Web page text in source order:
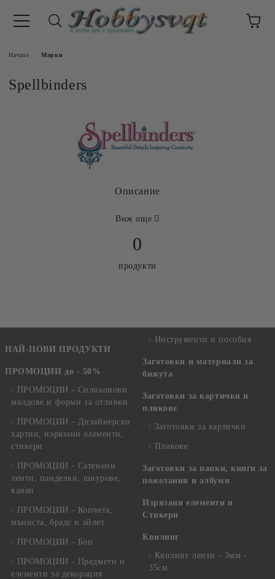
Начало Марки
Spellbinders
Описание
Виж още
0
продукти
НАЙ-НОВИ ПРОДУКТИ
ПРОМОЦИИ до - 50%
ПРОМОЦИИ - Силиконови
молдове и форми за отливки
ПРОМОЦИИ - Дизайнерски
хартии, изрязани елементи,
стикери
ПРОМОЦИИ - Сатенени
ленти, панделки, шнурове,
канап
ПРОМОЦИИ - Копчета,
мъниста, брадс и айлет
ПРОМОЦИИ - Бои
ПРОМОЦИИ - Предмети и
елементи за декорация
Инструменти и пособия
Заготовки и материали за
бижута
Заготовки за картички и
пликове
Заготовки за картички
Пликове
Заготовки за папки, книги за
пожелания и албуми
Изрязани елементи и
Стикери
Квилинг
Квилинг ленти - 3мм -
35см.